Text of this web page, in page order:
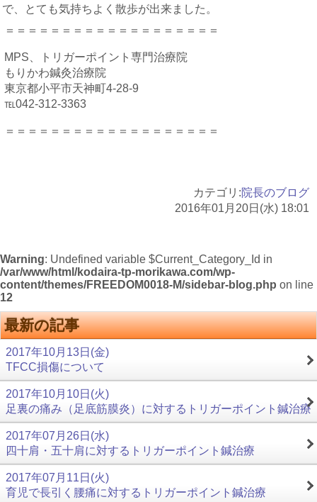
で、とても気持ちよく散歩が出来ました。
＝＝＝＝＝＝＝＝＝＝＝＝＝＝＝＝＝＝＝
MPS、トリガーポイント専門治療院
もりかわ鍼灸治療院
東京都小平市天神町4-28-9
℡042-312-3363
＝＝＝＝＝＝＝＝＝＝＝＝＝＝＝＝＝＝＝
カテゴリ:院長のブログ
2016年01月20日(水) 18:01
Warning: Undefined variable $Current_Category_Id in
/var/www/html/kodaira-tp-morikawa.com/wp-
content/themes/FREEDOM0018-M/sidebar-blog.php on line
12
最新の記事
2017年10月13日(金)
TFCC損傷について
2017年10月10日(火)
足裏の痛み（足底筋膜炎）に対するトリガーポイント鍼治療
2017年07月26日(水)
四十肩・五十肩に対するトリガーポイント鍼治療
2017年07月11日(火)
育児で長引く腰痛に対するトリガーポイント鍼治療